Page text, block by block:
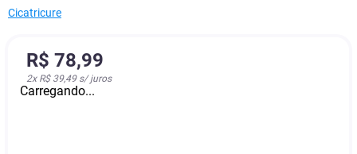
Cicatricure
R$ 78,99
2x R$ 39,49s/ juros
Carregando...